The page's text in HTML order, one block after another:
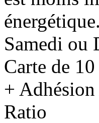
énergétique.
Samedi ou
Carte de
+
Ratio